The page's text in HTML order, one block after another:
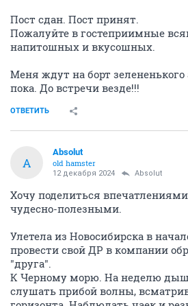
Пост сдан. Пост принят.
Пожалуйте в гостеприимные
напитошных и вкусошных.
Меня ждут на борт
пока. До встречи везде!!!
ОТВЕТИТЬ
A
Absolut
old hamster
12 декабря 2024 Absolut
Хочу поделиться
чудесно-полезными.
Улетела из Новосибирска в
провести свой ДР в компании
"друга".
К Черному морю. На неделю
слушать прибой волны,